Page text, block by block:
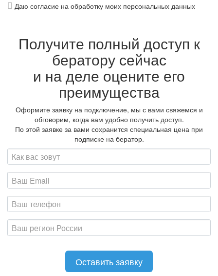
Даю согласие на обработку моих персональных данных
Получите полный доступ к
бератору сейчас
и на деле оцените его
преимущества
Оформите заявку на подключение, мы с вами свяжемся и
обговорим, когда вам удобно получить доступ.
По этой заявке за вами сохранится специальная цена при
подписке на бератор.